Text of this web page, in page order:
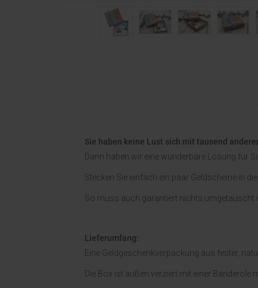
Sie haben keine Lust sich mit tausend
Dann haben wir eine wunderbare Lösung für
Stecken Sie einfach ein paar Geldscheine in
So muss auch garantiert nichts umgetauscht
Lieferumfang:
Eine Geldgeschenkverpackung aus fester,
Die Box ist außen verziert mit einer Banderole